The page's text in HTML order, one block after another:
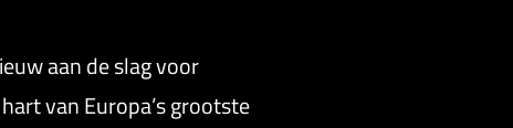
aan de slag voor
van Europa’s grootste